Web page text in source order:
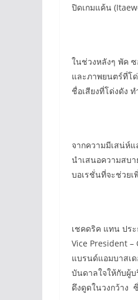
ปิดเกมแค้น
ในช่วงหลังๆ พัค
และภาพยนตร์ที่โ
ชื่อเสียงที่โด่งดัง
จากความมีเสน่ห์
นำเสนอความสบา
บอเรชั่นที่จะช่วย
เชคดริค แทน ปร
Vice President
แบรนด์แอมบาสเ
บันดาลใจให้กับผู้
ดึงดูดในวงกว้าง